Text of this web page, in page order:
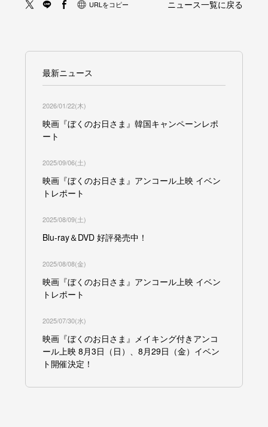
URLをコピー ニュース一覧に戻る
最新ニュース
2026/01/22(木)
映画『ぼくのお日さま』韓国キャンペーンレポ
ート
2025/09/06(土)
映画『ぼくのお日さま』アンコール上映 イベン
トレポート
2025/08/09(土)
Blu-ray＆DVD 好評発売中！
2025/08/08(金)
映画『ぼくのお日さま』アンコール上映 イベン
トレポート
2025/07/30(水)
映画『ぼくのお日さま』メイキング付きアンコ
ール上映 8月3日（日）、8月29日（金）イベン
ト開催決定！